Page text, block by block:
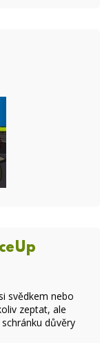
svědkem nebo
zeptat, ale
schránku důvěry